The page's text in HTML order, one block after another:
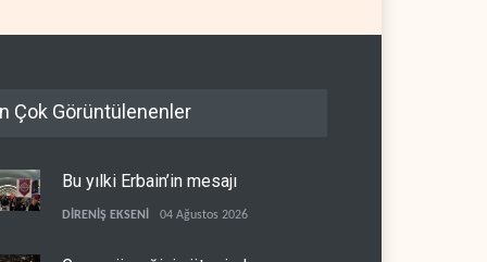
Çok Görüntülenenler
Bu yılki Erbain’in mesajı
DİRENİŞ EKSENİ 04 Ağustos 2026